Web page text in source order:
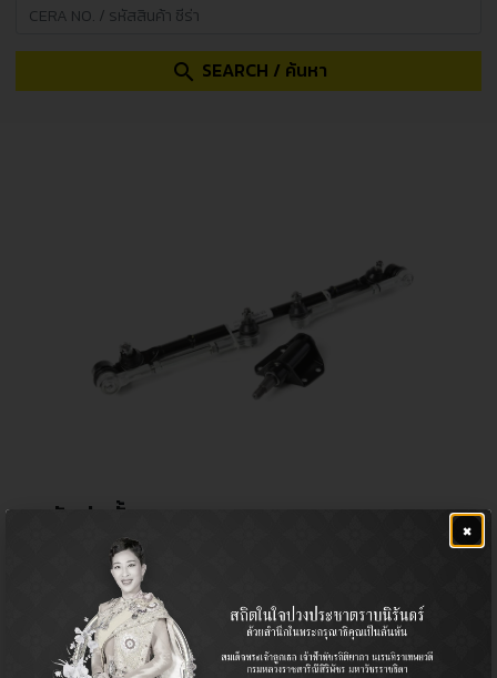
search SEARCH / ค้นหา
คันส่งทั้งชุด TFR
3,740.00
รหัสสินค้า ซีร่า
OEM NO.
รหัสอะไหล่ผู้ผลิต
×